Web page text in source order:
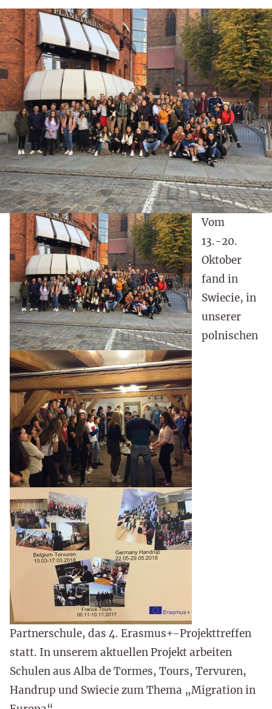
Vom
13.-20.
Oktober
fand in
Swiecie, in
unserer
polnischen
Partnerschule, das 4. Erasmus+-Projekttreffen
statt. In unserem aktuellen Projekt arbeiten
Schulen aus Alba de Tormes, Tours, Tervuren,
Handrup und Swiecie zum Thema „Migration in